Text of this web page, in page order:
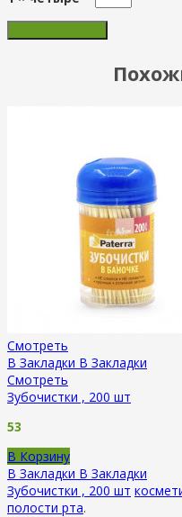
Смотреть
В Закладки В Закладки
Смотреть
Зубочистки , 200 шт
53
В Корзину
В Закладки В Закладки
Зубочистки , 200 шт
полости рта.